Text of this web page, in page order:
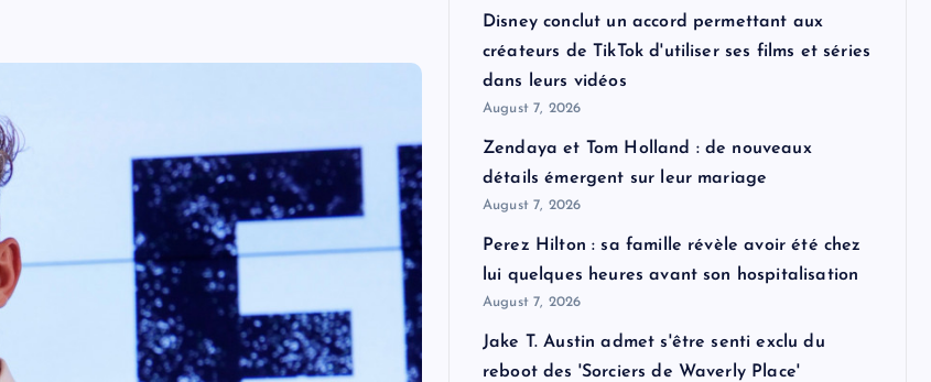
Disney conclut un accord permettant aux
créateurs de TikTok d'utiliser ses films et séries
dans leurs vidéos
August 7, 2026
Zendaya et Tom Holland : de nouveaux
détails émergent sur leur mariage
August 7, 2026
Perez Hilton : sa famille révèle avoir été chez
lui quelques heures avant son hospitalisation
August 7, 2026
Jake T. Austin admet s'être senti exclu du
reboot des 'Sorciers de Waverly Place'